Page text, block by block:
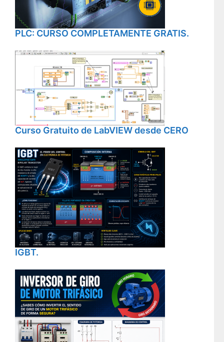
PLC: CURSO COMPLETAMENTE GRATIS.
Curso Gratuito de LabVIEW desde CERO
IGBT.